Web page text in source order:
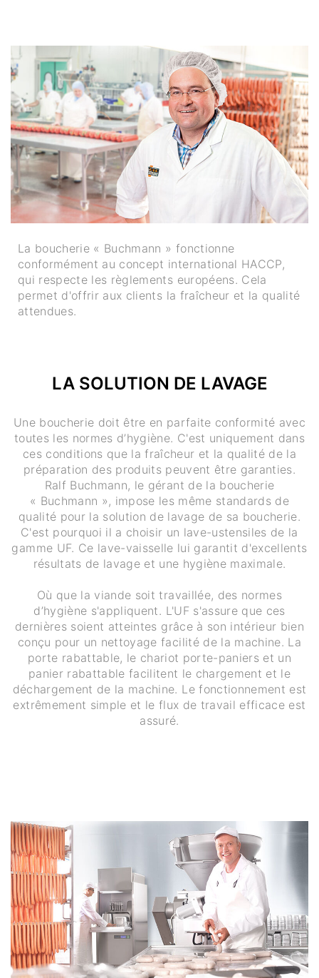
La boucherie « Buchmann » fonctionne
conformément au concept international HACCP,
qui respecte les règlements européens. Cela
permet d'offrir aux clients la fraîcheur et la qualité
attendues.
LA SOLUTION DE LAVAGE
Une boucherie doit être en parfaite conformité avec
toutes les normes d’hygiène. C'est uniquement dans
ces conditions que la fraîcheur et la qualité de la
préparation des produits peuvent être garanties.
Ralf Buchmann, le gérant de la boucherie
« Buchmann », impose les même standards de
qualité pour la solution de lavage de sa boucherie.
C'est pourquoi il a choisir un lave-ustensiles de la
gamme UF. Ce lave-vaisselle lui garantit d'excellents
résultats de lavage et une hygiène maximale.
Où que la viande soit travaillée, des normes
d’hygiène s'appliquent. L'UF s'assure que ces
dernières soient atteintes grâce à son intérieur bien
conçu pour un nettoyage facilité de la machine. La
porte rabattable, le chariot porte-paniers et un
panier rabattable facilitent le chargement et le
déchargement de la machine. Le fonctionnement est
extrêmement simple et le flux de travail efficace est
assuré.